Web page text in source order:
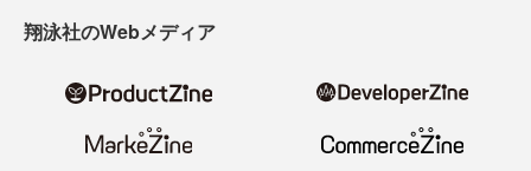
翔泳社のWebメディア